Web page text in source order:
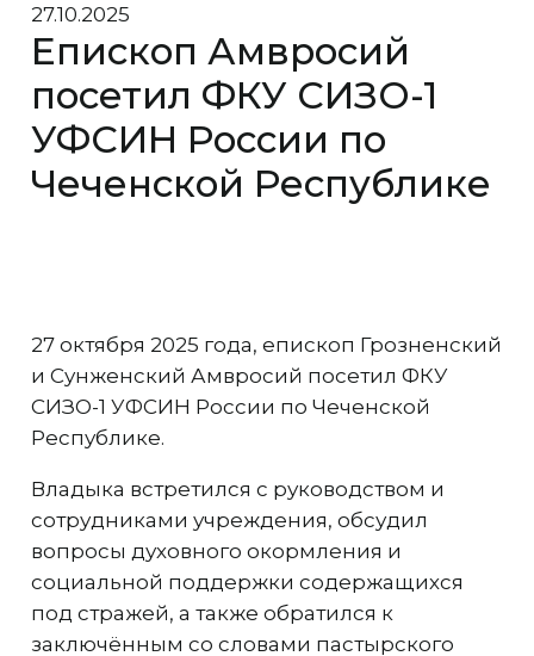
27.10.2025
Епископ Амвросий
посетил ФКУ СИЗО-1
УФСИН России по
Чеченской Республике
27 октября 2025 года, епископ Грозненский
и Сунженский Амвросий посетил ФКУ
СИЗО-1 УФСИН России по Чеченской
Республике.
Владыка встретился с руководством и
сотрудниками учреждения, обсудил
вопросы духовного окормления и
социальной поддержки содержащихся
под стражей, а также обратился к
заключённым со словами пастырского